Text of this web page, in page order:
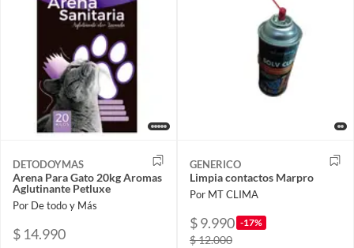
DETODOYMAS
Arena Para Gato 20kg Aromas
Aglutinante Petluxe
Por De todo y Más
$ 14.990
GENERICO
Limpia contactos Marpro
Por MT CLIMA
$ 9.990 -17%
$ 12.000